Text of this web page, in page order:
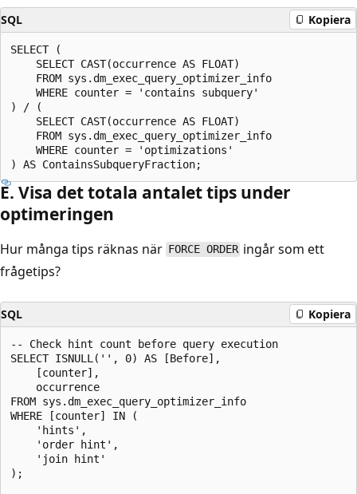
SQL Kopiera
SELECT (
    SELECT CAST(occurrence AS FLOAT)
    FROM sys.dm_exec_query_optimizer_info
    WHERE counter = 'contains subquery'
) / (
    SELECT CAST(occurrence AS FLOAT)
    FROM sys.dm_exec_query_optimizer_info
    WHERE counter = 'optimizations'
E. Visa det totala antalet tips under
optimeringen
Hur många tips räknas när FORCE ORDER ingår som ett
frågetips?
SQL Kopiera
-- Check hint count before query execution
SELECT ISNULL('', 0) AS [Before],
    [counter],
    occurrence
FROM sys.dm_exec_query_optimizer_info
WHERE [counter] IN (
    'hints',
    'order hint',
    'join hint'
);